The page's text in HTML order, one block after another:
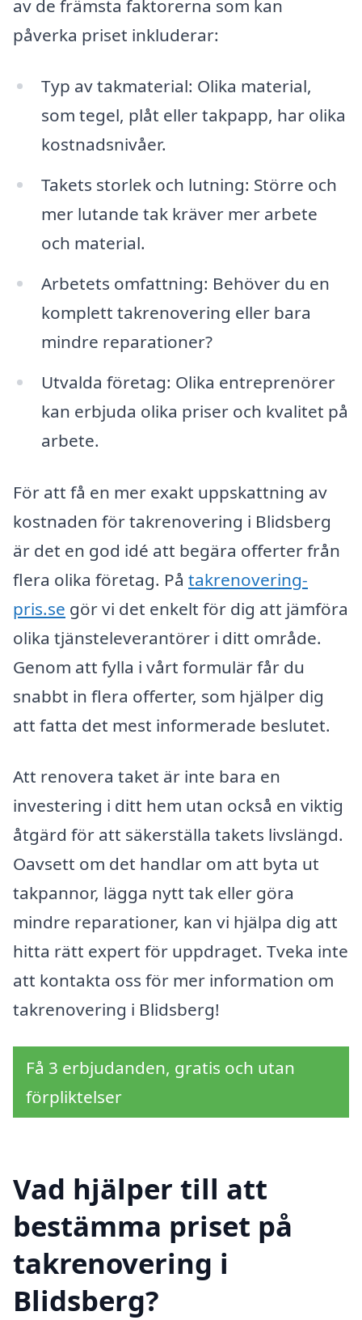
av de främsta faktorerna som kan
påverka priset inkluderar:
Typ av takmaterial: Olika material,
som tegel, plåt eller takpapp, har olika
kostnadsnivåer.
Takets storlek och lutning: Större och
mer lutande tak kräver mer arbete
och material.
Arbetets omfattning: Behöver du en
komplett takrenovering eller bara
mindre reparationer?
Utvalda företag: Olika entreprenörer
kan erbjuda olika priser och kvalitet på
arbete.
För att få en mer exakt uppskattning av
kostnaden för takrenovering i Blidsberg
är det en god idé att begära offerter från
flera olika företag. På takrenovering-
pris.se gör vi det enkelt för dig att jämföra
olika tjänsteleverantörer i ditt område.
Genom att fylla i vårt formulär får du
snabbt in flera offerter, som hjälper dig
att fatta det mest informerade beslutet.
Att renovera taket är inte bara en
investering i ditt hem utan också en viktig
åtgärd för att säkerställa takets livslängd.
Oavsett om det handlar om att byta ut
takpannor, lägga nytt tak eller göra
mindre reparationer, kan vi hjälpa dig att
hitta rätt expert för uppdraget. Tveka inte
att kontakta oss för mer information om
takrenovering i Blidsberg!
Få 3 erbjudanden, gratis och utan
förpliktelser
Vad hjälper till att
bestämma priset på
takrenovering i
Blidsberg?